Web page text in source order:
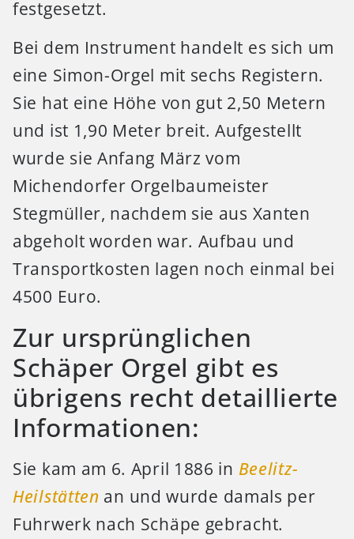
festgesetzt.
Bei dem Instrument handelt es sich um
eine Simon-Orgel mit sechs Registern.
Sie hat eine Höhe von gut 2,50 Metern
und ist 1,90 Meter breit. Aufgestellt
wurde sie Anfang März vom
Michendorfer Orgelbaumeister
Stegmüller, nachdem sie aus Xanten
abgeholt worden war. Aufbau und
Transportkosten lagen noch einmal bei
4500 Euro.
Zur ursprünglichen
Schäper Orgel gibt es
übrigens recht detaillierte
Informationen:
Sie kam am 6. April 1886 in Beelitz-
Heilstätten an und wurde damals per
Fuhrwerk nach Schäpe gebracht.